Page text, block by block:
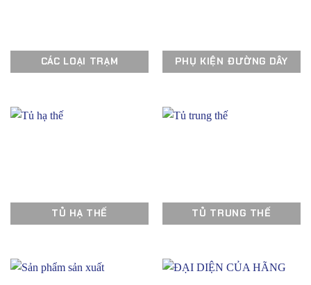
CÁC LOẠI TRẠM PHỤ KIỆN ĐƯỜNG DÂY
TỦ HẠ THẾ TỦ TRUNG THẾ